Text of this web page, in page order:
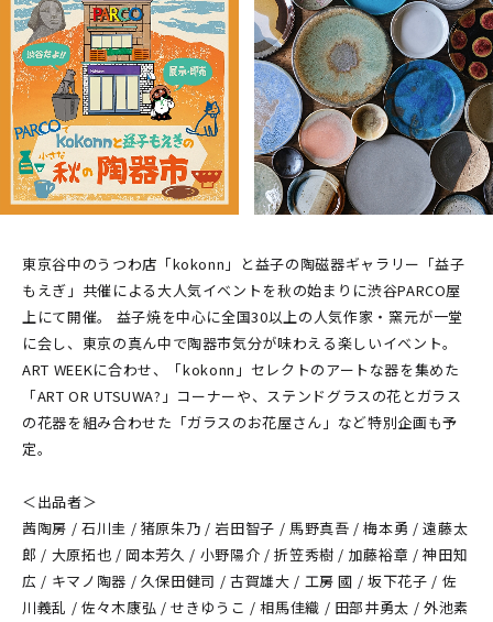
東京谷中のうつわ店「kokonn」と益子の陶磁器ギャラリー「益子
もえぎ」共催による大人気イベントを秋の始まりに渋谷PARCO屋
上にて開催。 益子焼を中心に全国30以上の人気作家・窯元が一堂
に会し、東京の真ん中で陶器市気分が味わえる楽しいイベント。
ART WEEKに合わせ、「kokonn」セレクトのアートな器を集めた
「ART OR UTSUWA?」コーナーや、ステンドグラスの花とガラス
の花器を組み合わせた「ガラスのお花屋さん」など特別企画も予
定。
＜出品者＞
茜陶房 / 石川圭 / 猪原朱乃 / 岩田智子 / 馬野真吾 / 梅本勇 / 遠藤太
郎 / 大原拓也 / 岡本芳久 / 小野陽介 / 折笠秀樹 / 加藤裕章 / 神田知
広 / キマノ陶器 / 久保田健司 / 古賀雄大 / 工房 國 / 坂下花子 / 佐
川義乱 / 佐々木康弘 / せきゆうこ / 相馬佳織 / 田部井勇太 / 外池素